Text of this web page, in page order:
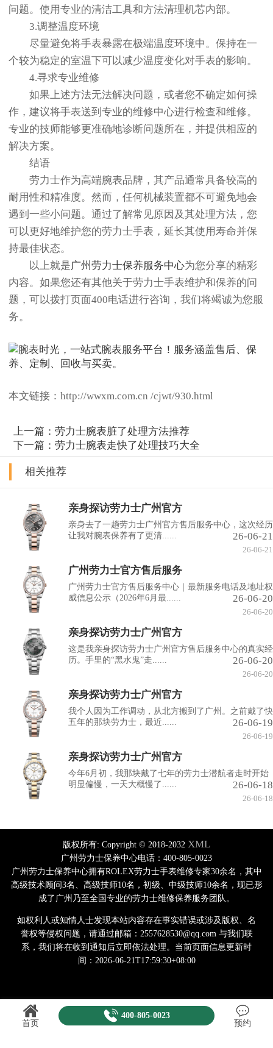
问题。使用专业的清洁工具和方法清理机芯内部。
3.调整温度环境
尽量避免将手表暴露在极端温度环境中。保持在一
个较为稳定的室温下可以减少温度变化对手表的影响。
4.寻求专业维修
如果上述方法无法解决问题，或者您不确定如何操
作，建议将手表送到专业的维修中心进行检查和维修。
专业的技师能够更准确地诊断问题所在，并提供相应的
解决方案。
结语
劳力士作为高端腕表品牌，其产品通常具备较高的
耐用性和精准度。然而，任何机械装置都不可避免地会
遇到一些小问题。通过了解常见原因及其处理方法，您
可以更好地维护您的劳力士手表，延长其使用寿命并保
持最佳状态。
以上就是广州劳力士保养服务中心为您分享的精彩
内容。如果您还有其他关于劳力士手表维护和保养的问
题，可以拨打页面400电话进行咨询，我们将竭诚为您服
务。
本文链接：http://wwxm.com.cn /cjwt/930.html
上一篇：劳力士腕表脏了处理方法推荐
下一篇：劳力士腕表走快了处理技巧大全
相关推荐
亲身探访劳力士广州官方
亲身去了一趟劳力士广州官方售后服务中心，这次经历
让我对腕表保养有了更清......
26-06-21
26-06-21
广州劳力士官方售后服务
广州劳力士官方售后服务中心｜最新服务电话及地址权
威信息公示（2026年6月最......
26-06-20
26-06-20
亲身探访劳力士广州官方
这是我亲身探访劳力士广州官方售后服务中心的真实经
历。手里的“黑水鬼”走......
26-06-20
26-06-20
亲身探访劳力士广州官方
我个人因为工作调动，从北方搬到了广州。之前戴了快
五年的那块劳力士，最近......
26-06-19
26-06-19
亲身探访劳力士广州官方
今年6月初，我那块戴了七年的劳力士潜航者走时开始
明显偏慢，一天大概慢了......
26-06-18
26-06-18
版权所有: Copyright © 2018-2032 XML
广州劳力士保养中心电话：400-805-0023
广州劳力士保养中心拥有ROLEX劳力士手表维修专家30余名，其中
高级技术顾问3名、高级技师10名，初级、中级技师10余名，现已形
成了广州乃至全国专业的劳力士维修保养服务团队。
如权利人或知情人士发现本站内容存在事实错误或涉及版权、名
誉权等侵权问题，请通过邮箱：2557628530@qq.com 与我们联
系，我们将在收到通知后立即依法处理。当前页面信息更新时
间：2026-06-21T17:59:30+08:00
首页
400-805-0023
预约